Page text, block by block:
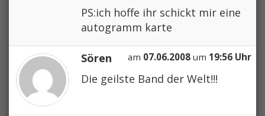
PS:ich hoffe ihr schickt mir eine
autogramm karte
Sören am 07.06.2008 um 19:56 Uhr
Die geilste Band der Welt!!!